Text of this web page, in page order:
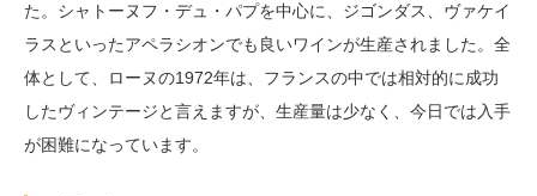
た。シャトーヌフ・デュ・パプを中心に、ジゴンダス、ヴァケイ
ラスといったアペラシオンでも良いワインが生産されました。全
体として、ローヌの1972年は、フランスの中では相対的に成功
したヴィンテージと言えますが、生産量は少なく、今日では入手
が困難になっています。